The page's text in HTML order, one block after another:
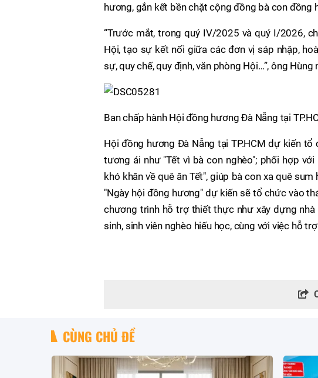
hương, gắn kết bền chặt cộng đồng bà con đồng
“Trước mắt, trong quý IV/2025 và quý I/2026,
Hội, tạo sự kết nối giữa các đơn vị sáp nhập,
sự, quy chế, quy định, văn phòng Hội…”, ông Hùng
Ban chấp hành Hội đồng hương Đà Nẵng tại
Hội đồng hương Đà Nẵng tại TP.HCM dự kiến
tương ái như "Tết vì bà con nghèo"; phối hợp
khó khăn về quê ăn Tết", giúp bà con xa quê
"Ngày hội đồng hương" dự kiến sẽ tổ chức vào
chương trình hỗ trợ thiết thực như xây dựng
sinh, sinh viên nghèo hiếu học, cùng với việc hỗ
CÙNG CHỦ ĐỀ